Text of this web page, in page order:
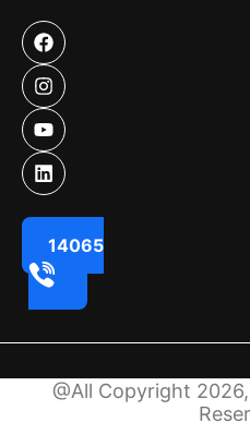
14065
@All Copyright